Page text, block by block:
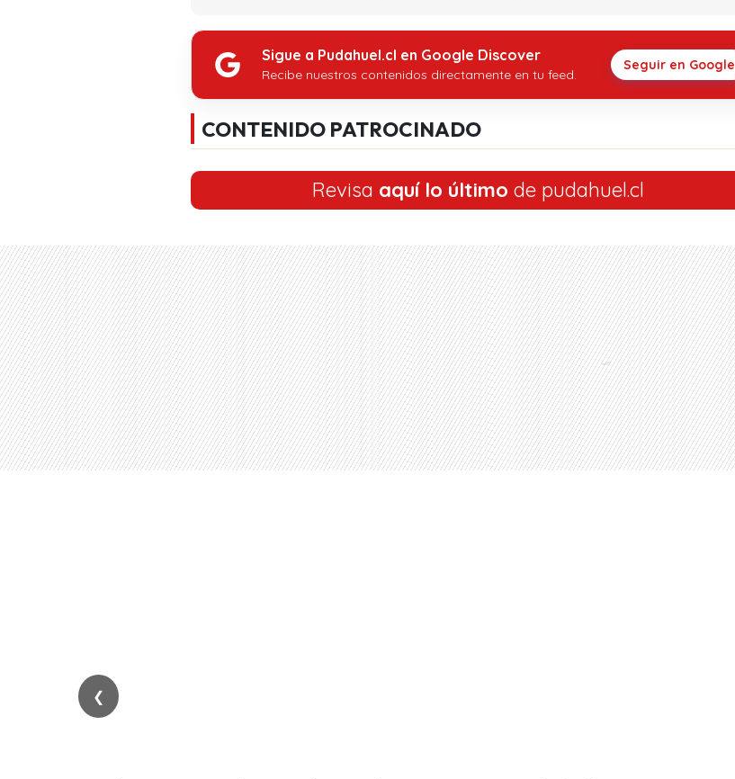
Sigue a Pudahuel.cl en Google Discover
Recibe nuestros contenidos directamente en tu feed.
Seguir en Google
CONTENIDO PATROCINADO
Revisa aquí lo último de pudahuel.cl
❮